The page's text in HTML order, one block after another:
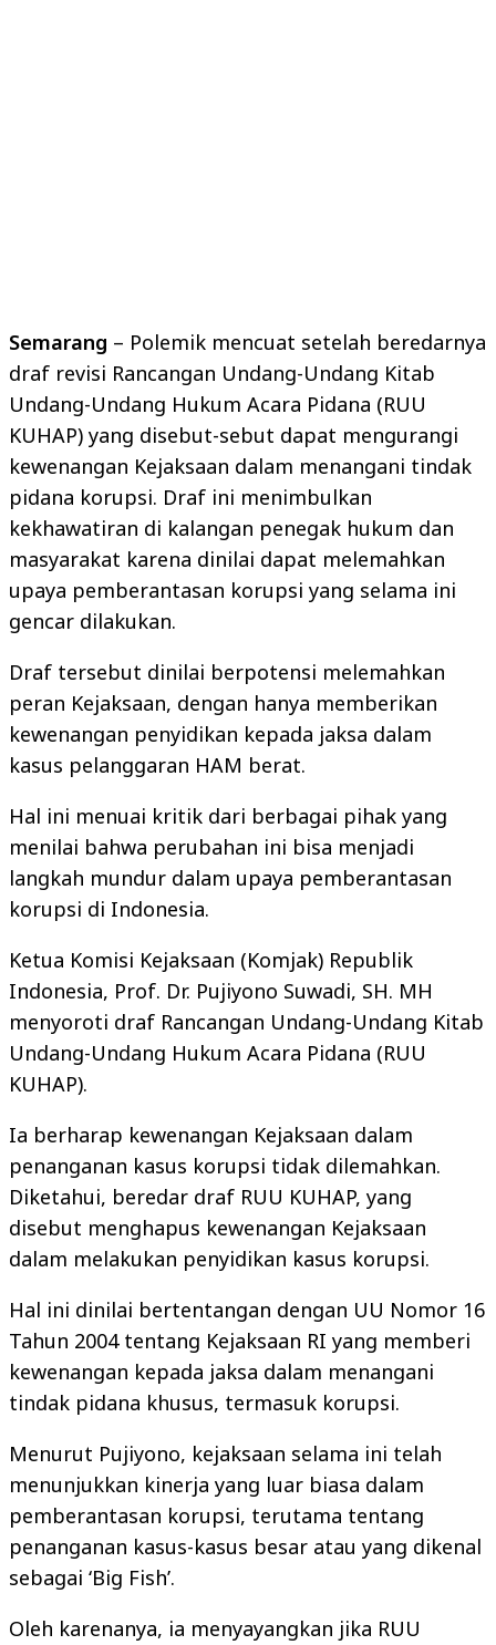
Semarang – Polemik mencuat setelah beredarnya
draf revisi Rancangan Undang-Undang Kitab
Undang-Undang Hukum Acara Pidana (RUU
KUHAP) yang disebut-sebut dapat mengurangi
kewenangan Kejaksaan dalam menangani tindak
pidana korupsi. Draf ini menimbulkan
kekhawatiran di kalangan penegak hukum dan
masyarakat karena dinilai dapat melemahkan
upaya pemberantasan korupsi yang selama ini
gencar dilakukan.
Draf tersebut dinilai berpotensi melemahkan
peran Kejaksaan, dengan hanya memberikan
kewenangan penyidikan kepada jaksa dalam
kasus pelanggaran HAM berat.
Hal ini menuai kritik dari berbagai pihak yang
menilai bahwa perubahan ini bisa menjadi
langkah mundur dalam upaya pemberantasan
korupsi di Indonesia.
Ketua Komisi Kejaksaan (Komjak) Republik
Indonesia, Prof. Dr. Pujiyono Suwadi, SH. MH
menyoroti draf Rancangan Undang-Undang Kitab
Undang-Undang Hukum Acara Pidana (RUU
KUHAP).
Ia berharap kewenangan Kejaksaan dalam
penanganan kasus korupsi tidak dilemahkan.
Diketahui, beredar draf RUU KUHAP, yang
disebut menghapus kewenangan Kejaksaan
dalam melakukan penyidikan kasus korupsi.
Hal ini dinilai bertentangan dengan UU Nomor 16
Tahun 2004 tentang Kejaksaan RI yang memberi
kewenangan kepada jaksa dalam menangani
tindak pidana khusus, termasuk korupsi.
Menurut Pujiyono, kejaksaan selama ini telah
menunjukkan kinerja yang luar biasa dalam
pemberantasan korupsi, terutama tentang
penanganan kasus-kasus besar atau yang dikenal
sebagai ‘Big Fish’.
Oleh karenanya, ia menyayangkan jika RUU